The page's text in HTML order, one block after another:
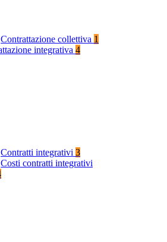
Contrattazione collettiva 1
integrativa 4
Contratti integrativi 3
Costi contratti integrativi